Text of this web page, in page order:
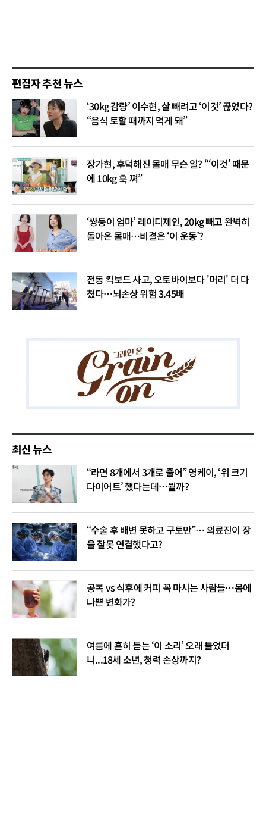
편집자 추천 뉴스
‘30kg 감량’ 이수현, 살 빼려고 ‘이것’ 끊었다?
“음식 토할 때까지 먹게 돼”
장가현, 후덕해진 몸매 무슨 일? “‘이것’ 때문
에 10kg 훅 쪄”
‘쌍둥이 엄마’ 레이디제인, 20kg 빼고 완벽히
돌아온 몸매…비결은 ‘이 운동’?
전동 킥보드 사고, 오토바이보다 '머리' 더 다
쳤다…뇌손상 위험 3.45배
최신 뉴스
“라면 8개에서 3개로 줄어” 영케이, ‘위 크기
다이어트’ 했다는데…뭘까?
“수술 후 배변 못하고 구토만”… 의료진이 장
을 잘못 연결했다고?
공복 vs 식후에 커피 꼭 마시는 사람들…몸에
나쁜 변화가?
여름에 흔히 듣는 ‘이 소리’ 오래 들었더
니...18세 소년, 청력 손상까지?